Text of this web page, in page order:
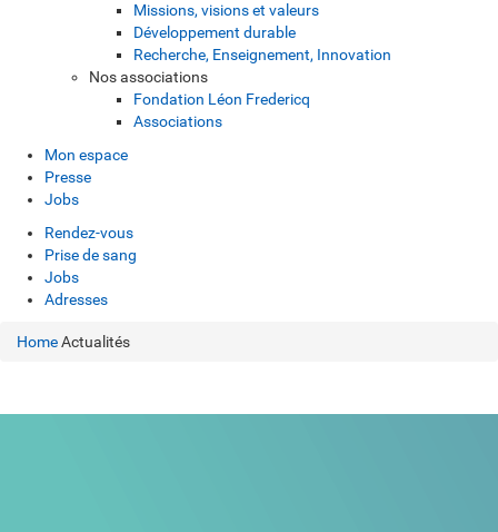
Missions, visions et valeurs
Développement durable
Recherche, Enseignement, Innovation
Nos associations
Fondation Léon Fredericq
Associations
Mon espace
Presse
Jobs
Rendez-vous
Prise de sang
Jobs
Adresses
HomeActualités